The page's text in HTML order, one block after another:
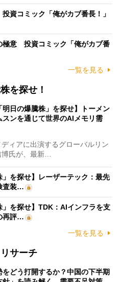
資コミック「俺がカブ番長！」
極意 投資コミック「俺がカブ番
一覧を見る
を探せ！
明日の爆騰株」を探せ】トーメン
スンを通じて世界のAIメモリ需
ィアに出演するグローバルリン
氏が、最新…
」を探せ】レーザーテック：最先
査装…
」を探せ】TDK：AIインフラを支
再評…
一覧を見る
サーチ
をどう打開するか？中国の下半期